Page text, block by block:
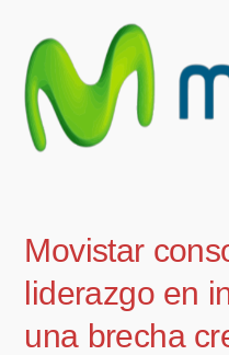
Movistar
liderazgo en
una brecha